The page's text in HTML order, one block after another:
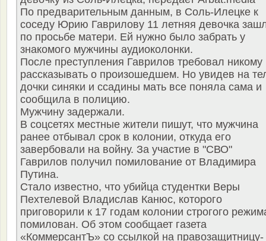
По предварительным данным, в Соль-Илецке к
соседу Юрию Гаврилову 11 летняя девочка
по просьбе матери. Ей нужно было забрать у
знакомого мужчины аудиоколонки.
После преступления Гаврилов требовал никому
рассказывать о произошедшем. Но увидев на
дочки синяки и ссадины мать все поняла сама и
сообщила в полицию.
Мужчину задержали.
В соцсетях местные жители пишут, что мужчина
ранее отбывал срок в колонии, откуда его
завербовали на войну. За участие в "СВО"
Гаврилов получил помилование от Владимира
Путина.
Стало известно, что убийца студентки Веры
Пехтелевой Владислав Канюс, которого
приговорили к 17 годам колонии строгого
помилован. Об этом сообщает газета
«КоммерсантЪ» со ссылкой на правозащитницу-